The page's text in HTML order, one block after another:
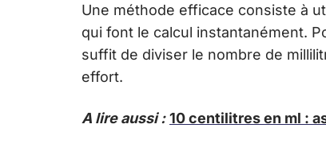
Une méthode efficace consiste à
qui font le calcul instantanément.
suffit de diviser le nombre de
effort.
A lire aussi : 10 centilitres en ml :